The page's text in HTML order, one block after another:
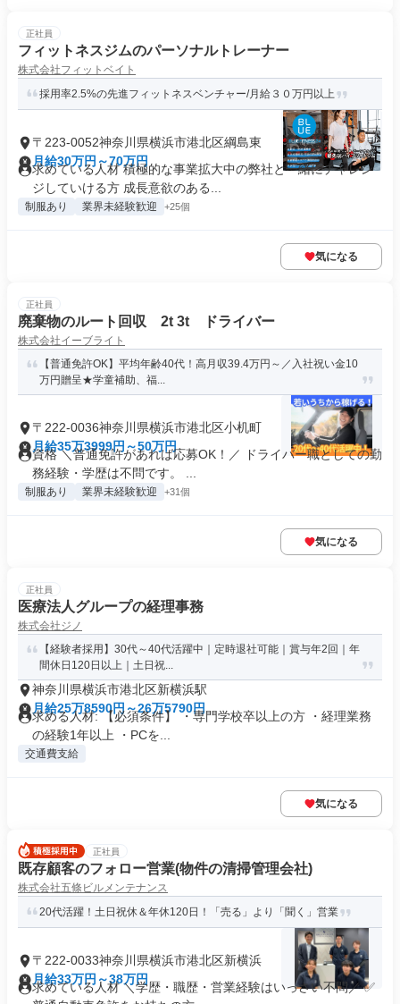
正社員
フィットネスジムのパーソナルトレーナー
株式会社フィットベイト
採用率2.5%の先進フィットネスベンチャー/月給３０万円以上
〒223-0052神奈川県横浜市港北区綱島東
月給30万円～70万円
求めている人材 積極的な事業拡大中の弊社と一緒にチャレン
ジしていける方 成長意欲のある...
制服あり 業界未経験歓迎 +25個
気になる
正社員
廃棄物のルート回収 2t 3t ドライバー
株式会社イーブライト
【普通免許OK】平均年齢40代！高月収39.4万円～／入社祝い金10
万円贈呈★学童補助、福...
〒222-0036神奈川県横浜市港北区小机町
月給35万3999円～50万円
資格 ＼普通免許があれば応募OK！／ ドライバー職としての勤
務経験・学歴は不問です。 ...
制服あり 業界未経験歓迎 +31個
気になる
正社員
医療法人グループの経理事務
株式会社ジノ
【経験者採用】30代～40代活躍中｜定時退社可能｜賞与年2回｜年
間休日120日以上｜土日祝...
神奈川県横浜市港北区新横浜駅
月給25万8590円～26万5790円
求める人材: 【必須条件】 ・専門学校卒以上の方 ・経理業務
の経験1年以上 ・PCを...
交通費支給
気になる
正社員
既存顧客のフォロー営業(物件の清掃管理会社)
株式会社五條ビルメンテナンス
20代活躍！土日祝休＆年休120日！「売る」より「聞く」営業
〒222-0033神奈川県横浜市港北区新横浜
月給33万円～38万円
求めている人材 ＼学歴・職歴・営業経験はいっさい不問／ ✅